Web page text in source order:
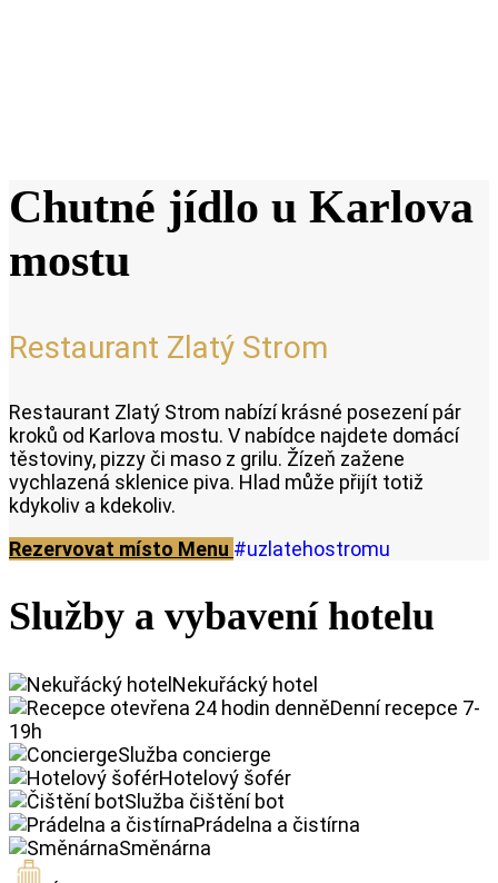
Chutné jídlo u Karlova
mostu
Restaurant Zlatý Strom
Restaurant Zlatý Strom nabízí krásné posezení pár
kroků od Karlova mostu. V nabídce najdete domácí
těstoviny, pizzy či maso z grilu. Žízeň zažene
vychlazená sklenice piva. Hlad může přijít totiž
kdykoliv a kdekoliv.
Rezervovat místo Menu #uzlatehostromu
Služby a vybavení hotelu
Nekuřácký hotel
Denní recepce 7-
19h
Služba concierge
Hotelový šofér
Služba čištění bot
Prádelna a čistírna
Směnárna